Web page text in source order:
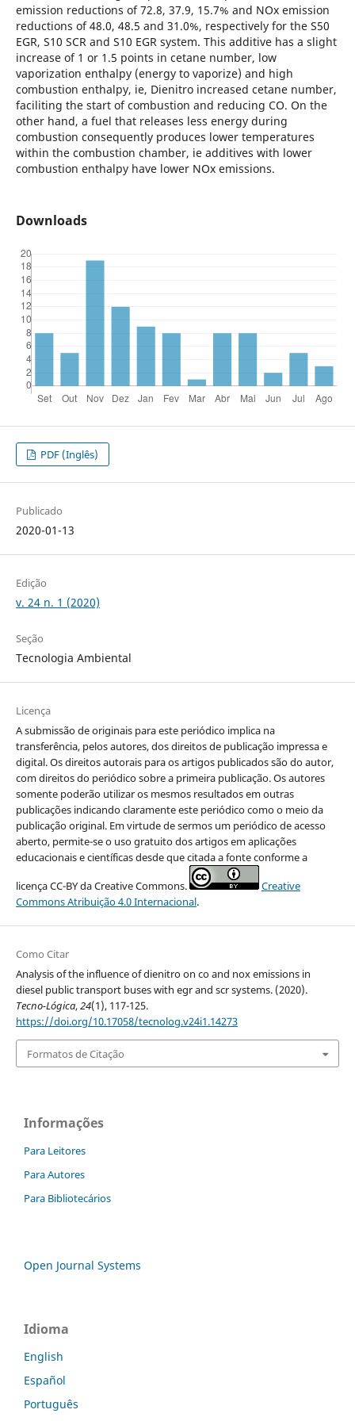
emission reductions of 72.8, 37.9, 15.7% and NOx emission
reductions of 48.0, 48.5 and 31.0%, respectively for the S50
EGR, S10 SCR and S10 EGR system. This additive has a slight
increase of 1 or 1.5 points in cetane number, low
vaporization enthalpy (energy to vaporize) and high
combustion enthalpy, ie, Dienitro increased cetane number,
faciliting the start of combustion and reducing CO. On the
other hand, a fuel that releases less energy during
combustion consequently produces lower temperatures
within the combustion chamber, ie additives with lower
combustion enthalpy have lower NOx emissions.
Downloads
PDF (Inglês)
Publicado
2020-01-13
Edição
v. 24 n. 1 (2020)
Seção
Tecnologia Ambiental
Licença
A submissão de originais para este periódico implica na
transferência, pelos autores, dos direitos de publicação impressa e
digital. Os direitos autorais para os artigos publicados são do autor,
com direitos do periódico sobre a primeira publicação. Os autores
somente poderão utilizar os mesmos resultados em outras
publicações indicando claramente este periódico como o meio da
publicação original. Em virtude de sermos um periódico de acesso
aberto, permite-se o uso gratuito dos artigos em aplicações
educacionais e científicas desde que citada a fonte conforme a
licença CC-BY da Creative Commons.
Creative
Commons Atribuição 4.0 Internacional.
Como Citar
Analysis of the influence of dienitro on co and nox emissions in
diesel public transport buses with egr and scr systems. (2020).
Tecno-Lógica,24(1), 117-125.
https://doi.org/10.17058/tecnolog.v24i1.14273
Formatos de Citação
Informações
Para Leitores
Para Autores
Para Bibliotecários
Open Journal Systems
Idioma
English
Español
Português